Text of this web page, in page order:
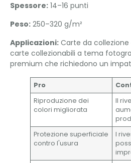
Spessore: 14–16 punti
Peso: 250–320 g/m²
Applicazioni: Carte da
carte collezionabili a tema
premium che richiedono un
Pro
Riproduzione dei
colori migliorata
Il
Protezione superficiale
contro l'usura
I